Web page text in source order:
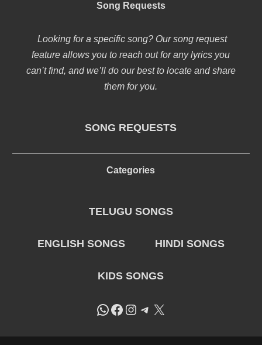
Song Requests
Looking for a specific song? Our song request
feature allows you to reach out for any lyrics you
can’t find, and we’ll do our best to locate and share
them for you.
SONG REQUESTS
Categories
TELUGU SONGS
ENGLISH SONGS HINDI SONGS
KIDS SONGS
WhatsApp
Facebook
Instagram
Telegram
X